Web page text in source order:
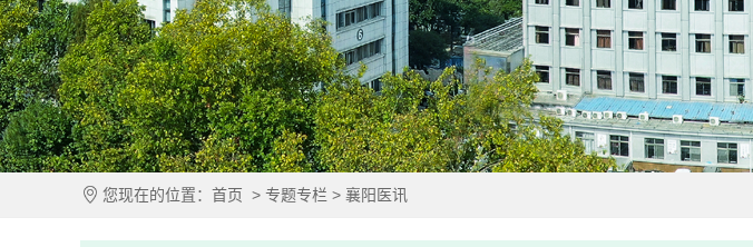
您现在的位置： 首页 > 专题专栏 > 襄阳医讯